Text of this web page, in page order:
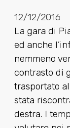
12/12/2016
La gara di
ed anche
nemmeno
contrasto di
trasportato
stata
destra. I